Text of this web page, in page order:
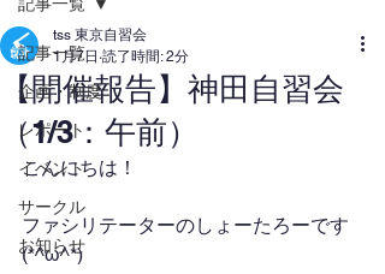
記事一覧
企画・制度
レポート
イベント
サークル
お知らせ
【開催報告】神田自習会
（1/3：午前）
tss 東京自習会
1月7日 読了時間: 2分
こんにちは！
ファシリテーターのしょーたろーです
(*^ω^*)